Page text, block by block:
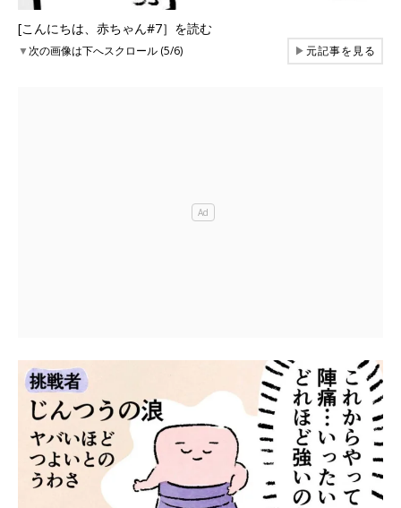
[こんにちは、赤ちゃん#7］を読む
▼次の画像は下へスクロール (5/6) ▶元記事を見る